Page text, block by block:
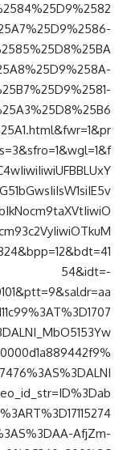
54&idt=-
AfjZm-